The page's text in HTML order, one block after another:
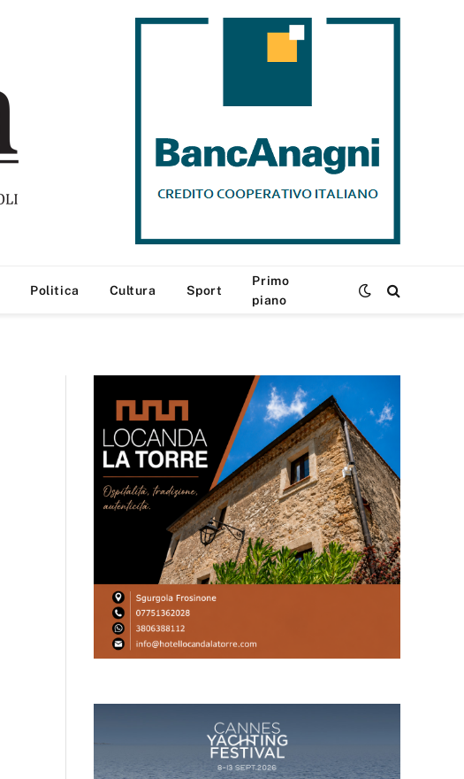
Politica Cultura Sport
Primo
piano